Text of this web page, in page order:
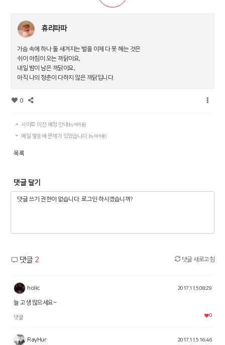
휴리파파
가슴 속에 하나 둘 새겨지는 별을 이제 다 못 헤는 것은
쉬이 아침이 오는 까닭이요,
내일 밤이 남은 까닭이요,
아직 나의 청춘이 다하지 않은 까닭입니다.
0
사이트 이전 예정 안내 (by 마카롱)
메일 발송에 문제가 있었습니다. (by 마카롱)
목록
댓글 달기
댓글 2 댓글 새로고침
holic 2017.11.5 08:29
늘 고생 많으세요~
댓글 0
RayHur 2017.11.5 16:46